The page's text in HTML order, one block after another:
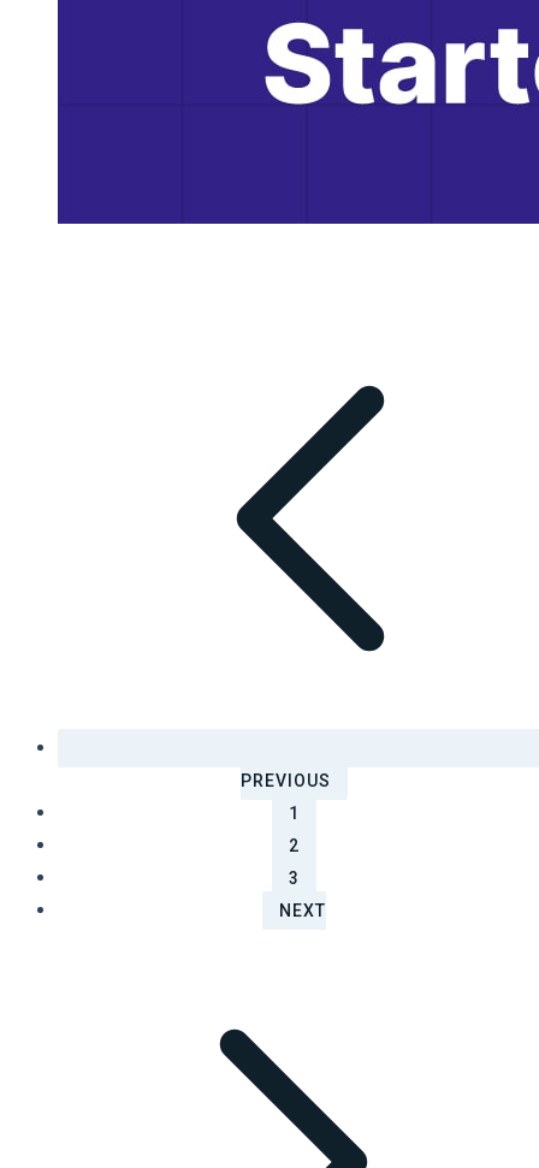
PREVIOUS
1
2
3
NEXT